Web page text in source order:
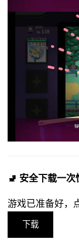
🚽 安全下载一
游戏已准备好，
下载